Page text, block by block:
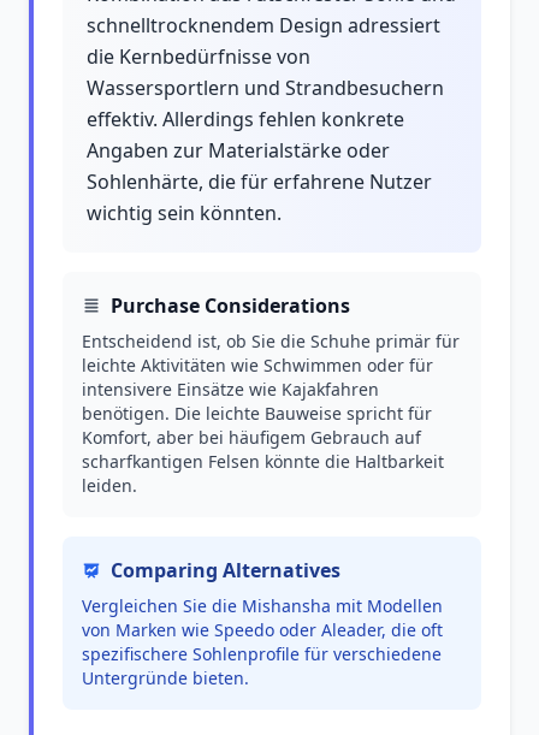
schnelltrocknendem Design adressiert
die Kernbedürfnisse von
Wassersportlern und Strandbesuchern
effektiv. Allerdings fehlen konkrete
Angaben zur Materialstärke oder
Sohlenhärte, die für erfahrene Nutzer
wichtig sein könnten.
Purchase Considerations
Entscheidend ist, ob Sie die Schuhe primär für
leichte Aktivitäten wie Schwimmen oder für
intensivere Einsätze wie Kajakfahren
benötigen. Die leichte Bauweise spricht für
Komfort, aber bei häufigem Gebrauch auf
scharfkantigen Felsen könnte die Haltbarkeit
leiden.
Comparing Alternatives
Vergleichen Sie die Mishansha mit Modellen
von Marken wie Speedo oder Aleader, die oft
spezifischere Sohlenprofile für verschiedene
Untergründe bieten.